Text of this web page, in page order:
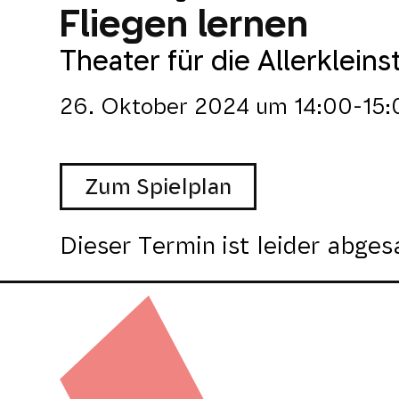
Fliegen lernen
Theater für die
26. Oktober 2024 um 14:00-
Zum Spielplan
Dieser Termin ist leider